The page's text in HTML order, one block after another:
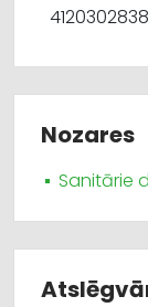
Nozares
Sanitārie